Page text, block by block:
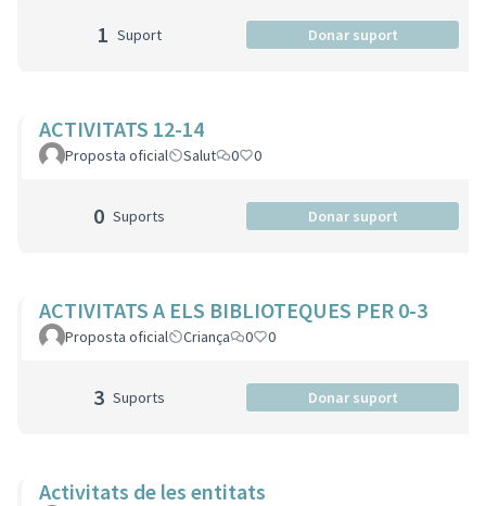
1 Suport Donar suport
ACTIVITATS 12-14
Proposta oficial Salut 0 0
0 Suports Donar suport
ACTIVITATS A ELS BIBLIOTEQUES PER 0-3
Proposta oficial Criança 0 0
3 Suports Donar suport
Activitats de les entitats